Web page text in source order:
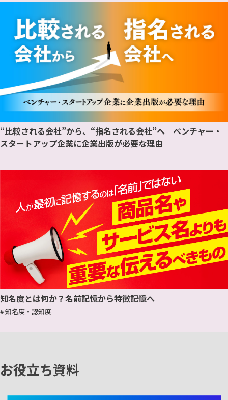
“比較される会社”から、“指名される会社”へ｜ベンチャー・
スタートアップ企業に企業出版が必要な理由
知名度とは何か？名前記憶から特徴記憶へ
# 知名度・認知度
お役立ち資料